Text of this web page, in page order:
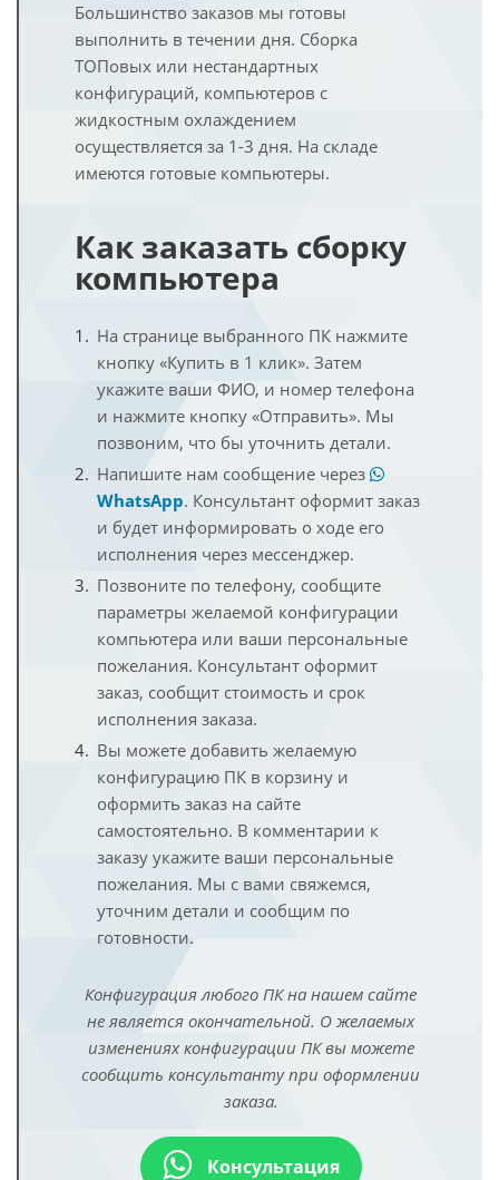
Большинство заказов мы готовы
выполнить в течении дня. Сборка
ТОПовых или нестандартных
конфигураций, компьютеров с
жидкостным охлаждением
осуществляется за 1-3 дня. На складе
имеются готовые компьютеры.
Как заказать сборку
компьютера
На странице выбранного ПК нажмите
кнопку «Купить в 1 клик». Затем
укажите ваши ФИО, и номер телефона
и нажмите кнопку «Отправить». Мы
позвоним, что бы уточнить детали.
Напишите нам сообщение через
WhatsApp. Консультант оформит заказ
и будет информировать о ходе его
исполнения через мессенджер.
Позвоните по телефону, сообщите
параметры желаемой конфигурации
компьютера или ваши персональные
пожелания. Консультант оформит
заказ, сообщит стоимость и срок
исполнения заказа.
Вы можете добавить желаемую
конфигурацию ПК в корзину и
оформить заказ на сайте
самостоятельно. В комментарии к
заказу укажите ваши персональные
пожелания. Мы с вами свяжемся,
уточним детали и сообщим по
готовности.
Конфигурация любого ПК на нашем сайте
не является окончательной. О желаемых
изменениях конфигурации ПК вы можете
сообщить консультанту при оформлении
заказа.
Консультация